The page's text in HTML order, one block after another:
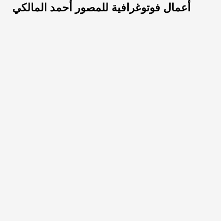
أعمال فوتوغرافية للمصور أحمد المالكي